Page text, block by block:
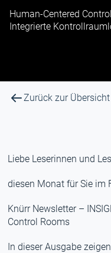
Human-Centered
Integrierte
Zurück zur Übersicht
Liebe Leserinnen und
diesen Monat für Sie im
Knürr Newsletter –
Control Rooms
In dieser Ausgabe